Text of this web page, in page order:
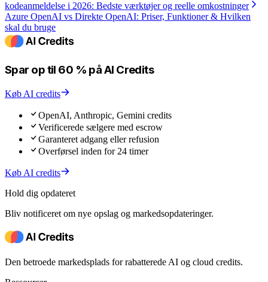
kodeanmeldelse i 2026: Bedste værktøjer og reelle omkostninger
Azure OpenAI vs Direkte OpenAI: Priser, Funktioner & Hvilken
skal du bruge
Spar op til 60 % på AI Credits
Køb AI credits
OpenAI, Anthropic, Gemini credits
Verificerede sælgere med escrow
Garanteret adgang eller refusion
Overførsel inden for 24 timer
Køb AI credits
Hold dig opdateret
Bliv notificeret om nye opslag og markedsopdateringer.
Den betroede markedsplads for rabatterede AI og cloud credits.